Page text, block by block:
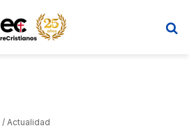
/ Actualidad